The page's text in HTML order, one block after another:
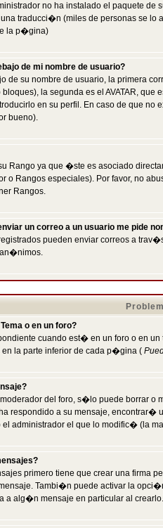
no ha instalado el paquete
traducci�n (miles de personas se
la p�gina)
de mi nombre de usuario?
de su nombre de usuario, la primera
la segunda es el AVATAR,
en su perfil. En caso de que
bueno).
Rango ya que �ste es asociado
o Rangos especiales). Por favor, no
Rangos.
un correo a un usuario me pide
pueden enviar correos a
o en un foro?
cuando est� en un foro o en
la parte inferior de cada p�gina (
del foro, s�lo puede borrar o
respondido a su mensaje, encontrar�
el administrador el que lo modific� (la
primero tiene que crear una firma
Tambi�n puede activar la
a alg�n mensaje en particular al crearlo.